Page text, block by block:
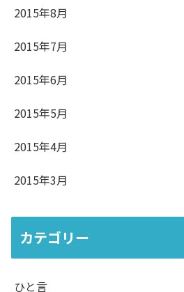
2015年8月
2015年7月
2015年6月
2015年5月
2015年4月
2015年3月
カテゴリー
ひと言